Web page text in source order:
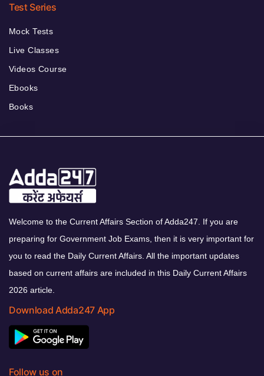
Test Series
Mock Tests
Live Classes
Videos Course
Ebooks
Books
Welcome to the Current Affairs Section of Adda247. If you are
preparing for Government Job Exams, then it is very important for
you to read the Daily Current Affairs. All the important updates
based on current affairs are included in this Daily Current Affairs
2026 article.
Download Adda247 App
Follow us on